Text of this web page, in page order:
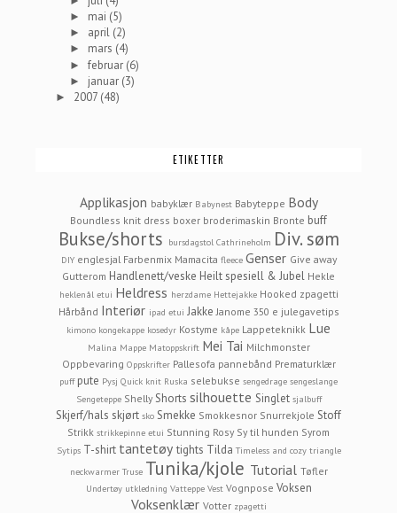
► mai (5)
► april (2)
► mars (4)
►februar (6)
► januar (3)
► 2007 (48)
ETIKETTER
Applikasjon babyklær Babynest Babyteppe Body
Boundless knit dress boxer broderimaskin Bronte buff
Bukse/shorts bursdagstol Cathrineholm Div. søm
DIY englesjal Farbenmix Mamacita fleece Genser Give away
Gutterom Handlenett/veske Heilt spesiell & Jubel Hekle
heklenål etui Heldress herzdame Hettejakke Hooked zpagetti
Hårbånd Interiør ipad etui Jakke Janome 350 e julegavetips
kimono kongekappe kosedyr Kostyme kåpe Lappeteknikk Lue
Malina Mappe Matoppskrift Mei Tai Milchmonster
Oppbevaring Oppskrifter Pallesofa pannebånd Prematurklær
puff pute Pysj Quick knit Ruska selebukse sengedrage sengeslange
Sengeteppe Shelly Shorts silhouette Singlet sjalbuff
Skjerf/hals skjørt sko Smekke Smokkesnor Snurrekjole Stoff
Strikk strikkepinne etui Stunning Rosy Sy til hunden Syrom
Sytips T-shirt tantetøy tights Tilda Timeless and cozy triangle
neckwarmer Truse Tunika/kjole Tutorial Tøfler
Undertøy utkledning Vatteppe Vest Vognpose Voksen
Voksenklær Votter zpagetti